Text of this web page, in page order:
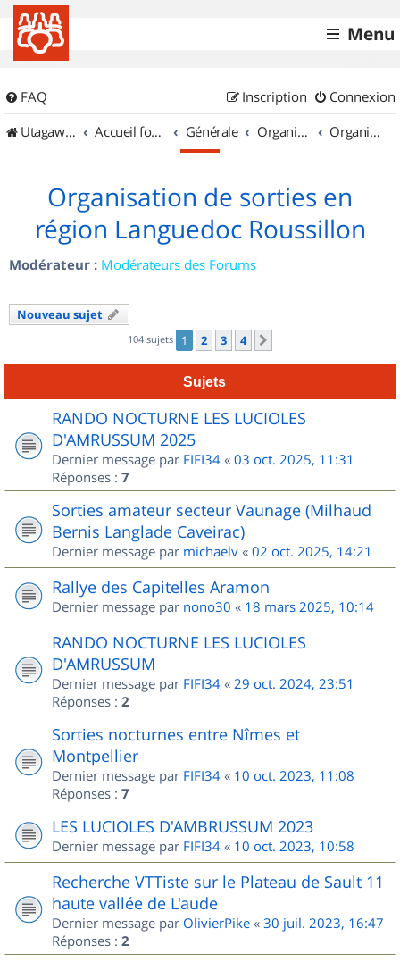
Menu
FAQ Connexion
Inscription
UtagawaVTT (Randos VTT et VTTAE avec traces GPS)
Accueil forum Générale Organisation de sorties & Recherche de partenaires Organisation de sorties en région Languedoc Roussillon
Organisation de sorties en
région Languedoc Roussillon
Modérateur : Modérateurs des Forums
Nouveau sujet
104 sujets 1 2 3 4
Sujets
RANDO NOCTURNE LES LUCIOLES
D'AMRUSSUM 2025
Dernier message par FIFI34 « 03 oct. 2025, 11:31
Réponses : 7
Sorties amateur secteur Vaunage (Milhaud
Bernis Langlade Caveirac)
Dernier message par michaelv « 02 oct. 2025, 14:21
Rallye des Capitelles Aramon
Dernier message par nono30 « 18 mars 2025, 10:14
RANDO NOCTURNE LES LUCIOLES
D'AMRUSSUM
Dernier message par FIFI34 « 29 oct. 2024, 23:51
Réponses : 2
Sorties nocturnes entre Nîmes et
Montpellier
Dernier message par FIFI34 « 10 oct. 2023, 11:08
Réponses : 7
LES LUCIOLES D'AMBRUSSUM 2023
Dernier message par FIFI34 « 10 oct. 2023, 10:58
Recherche VTTiste sur le Plateau de Sault 11
haute vallée de L'aude
Dernier message par OlivierPike « 30 juil. 2023, 16:47
Réponses : 2